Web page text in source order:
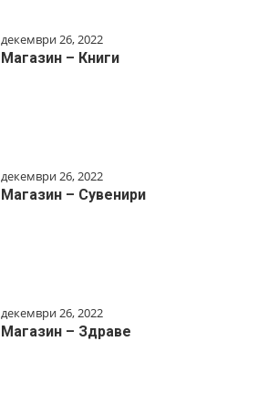
декември 26, 2022
Магазин – Книги
декември 26, 2022
Магазин – Сувенири
декември 26, 2022
Магазин – Здраве